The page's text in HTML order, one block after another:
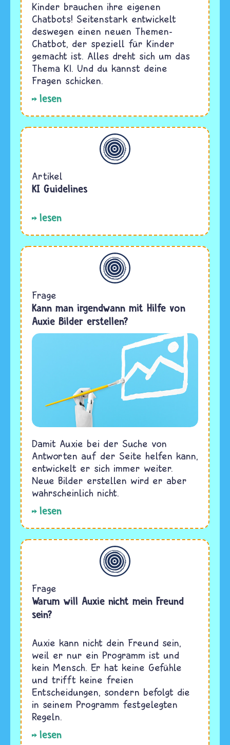
Kinder brauchen ihre eigenen
Chatbots! Seitenstark entwickelt
deswegen einen neuen Themen-
Chatbot, der speziell für Kinder
gemacht ist. Alles dreht sich um das
Thema KI. Und du kannst deine
Fragen schicken.
lesen
Allgemein
Artikel
KI Guidelines
lesen
Allgemein
Frage
Kann man irgendwann mit Hilfe von
Auxie Bilder erstellen?
Damit Auxie bei der Suche von
Antworten auf der Seite helfen kann,
entwickelt er sich immer weiter.
Neue Bilder erstellen wird er aber
wahrscheinlich nicht.
lesen
Allgemein
Frage
Warum will Auxie nicht mein Freund
sein?
Auxie kann nicht dein Freund sein,
weil er nur ein Programm ist und
kein Mensch. Er hat keine Gefühle
und trifft keine freien
Entscheidungen, sondern befolgt die
in seinem Programm festgelegten
Regeln.
lesen